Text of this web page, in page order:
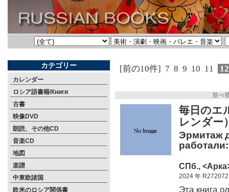
カテゴリー
カレンダー
ロシア語書籍/Книги
古書
映像DVD
朗読、その他CD
音楽CD
地図
楽譜
中東欧諸国
欧米のロシア関係書
[前の10件] 7 8 9 10 11
並べ
毎日のエ
レンダー
Эрмитаж
СПб.,
2024 年 R272072
Эта книга